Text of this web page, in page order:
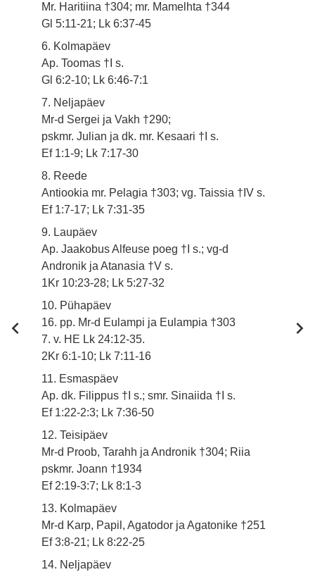
Mr. Haritiina †304; mr. Mamelhta †344
Gl 5:11-21; Lk 6:37-45
6. Kolmapäev
Ap. Toomas †I s.
Gl 6:2-10; Lk 6:46-7:1
7. Neljapäev
Mr-d Sergei ja Vakh †290;
pskmr. Julian ja dk. mr. Kesaari †I s.
Ef 1:1-9; Lk 7:17-30
8. Reede
Antiookia mr. Pelagia †303; vg. Taissia †IV s.
Ef 1:7-17; Lk 7:31-35
9. Laupäev
Ap. Jaakobus Alfeuse poeg †I s.; vg-d
Andronik ja Atanasia †V s.
1Kr 10:23-28; Lk 5:27-32
10. Pühapäev
16. pp. Mr-d Eulampi ja Eulampia †303
7. v. HE Lk 24:12-35.
2Kr 6:1-10; Lk 7:11-16
11. Esmaspäev
Ap. dk. Filippus †I s.; smr. Sinaiida †I s.
Ef 1:22-2:3; Lk 7:36-50
12. Teisipäev
Mr-d Proob, Tarahh ja Andronik †304; Riia
pskmr. Joann †1934
Ef 2:19-3:7; Lk 8:1-3
13. Kolmapäev
Mr-d Karp, Papil, Agatodor ja Agatonike †251
Ef 3:8-21; Lk 8:22-25
14. Neljapäev